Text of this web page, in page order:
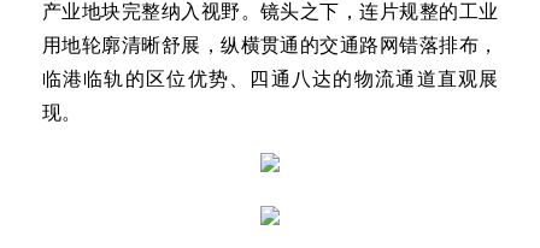
产业地块完整纳入视野。镜头之下，连片规整的工业
用地轮廓清晰舒展，纵横贯通的交通路网错落排布，
临港临轨的区位优势、四通八达的物流通道直观展
现。